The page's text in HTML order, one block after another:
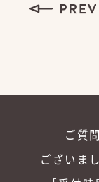
ご質
ございま